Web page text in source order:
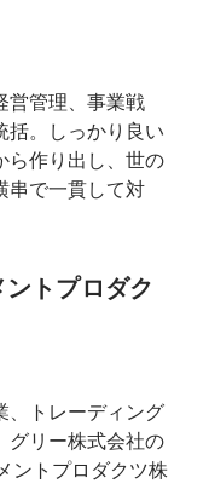
営管理、事業戦
括。しっかり良い
ら作り出し、世の
串で一貫して対
トプロダク
、トレーディング
グリー株式会社の
ントプロダクツ株